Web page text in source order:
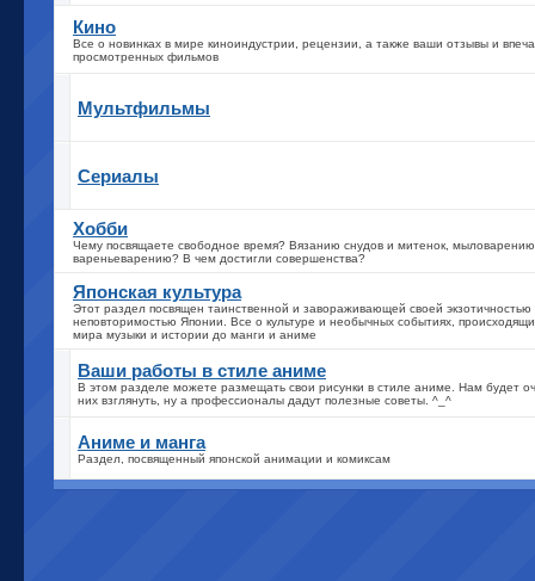
Кино
Все о новинках в мире киноиндустрии, рецензии, а также ваши отзывы и
просмотренных фильмов
Мультфильмы
Сериалы
Хобби
Чему посвящаете свободное время? Вязанию снудов и митенок,
вареньеварению? В чем достигли совершенства?
Японская культура
Этот раздел посвящен таинственной и завораживающей своей экзотичностью
неповторимостью Японии. Все о культуре и необычных событиях,
мира музыки и истории до манги и аниме
Ваши работы в стиле аниме
В этом разделе можете размещать свои рисунки в стиле аниме. Нам будет
них взглянуть, ну а профессионалы дадут полезные советы. ^_^
Аниме и манга
Раздел, посвященный японской анимации и комиксам